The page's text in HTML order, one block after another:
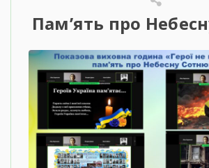
Пам’ять про